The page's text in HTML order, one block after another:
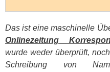
Das ist eine maschinelle
Onlinezeitung
wurde weder überprüft,
Schreibung von